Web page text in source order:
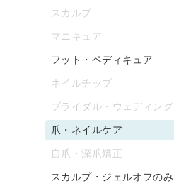
スカルプ
マニキュア
フット・ペディキュア
ネイルチップ
ブライダル・ウェディング
爪・ネイルケア
自爪・深爪矯正
スカルプ・ジェルオフのみ